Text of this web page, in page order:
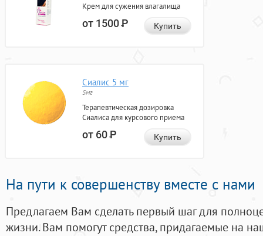
Крем для сужения влагалища
от 1500Р Купить
Сиалис 5 мг
5мг
Терапевтическая дозировка
Сиалиса для курсового приема
от 60Р Купить
На пути к совершенству вместе с нами
Предлагаем Вам сделать первый шаг для
жизни. Вам помогут средства, придагаемые на